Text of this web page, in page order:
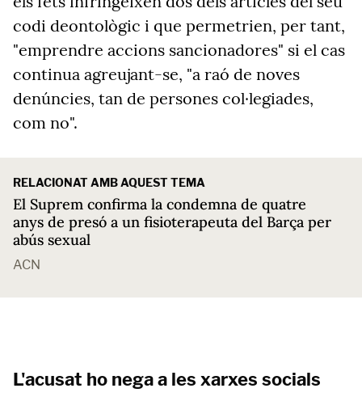
codi deontològic i que permetrien, per tant,
"emprendre accions sancionadores" si el cas
continua agreujant-se, "a raó de noves
denúncies, tan de persones col·legiades,
com no".
RELACIONAT AMB AQUEST TEMA
El Suprem confirma la condemna de quatre
anys de presó a un fisioterapeuta del Barça per
abús sexual
ACN
L'acusat ho nega a les xarxes socials